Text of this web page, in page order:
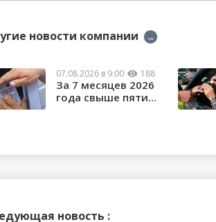
новости компании →
07.08.2026 в 9:00 188
За 7 месяцев 2026
года свыше пяти
новость :